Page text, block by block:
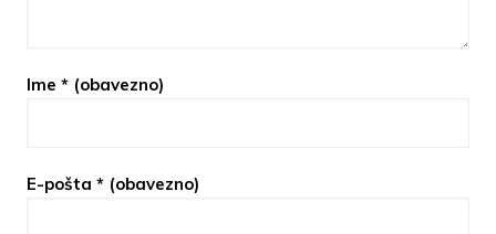
Ime * (obavezno)
E-pošta * (obavezno)